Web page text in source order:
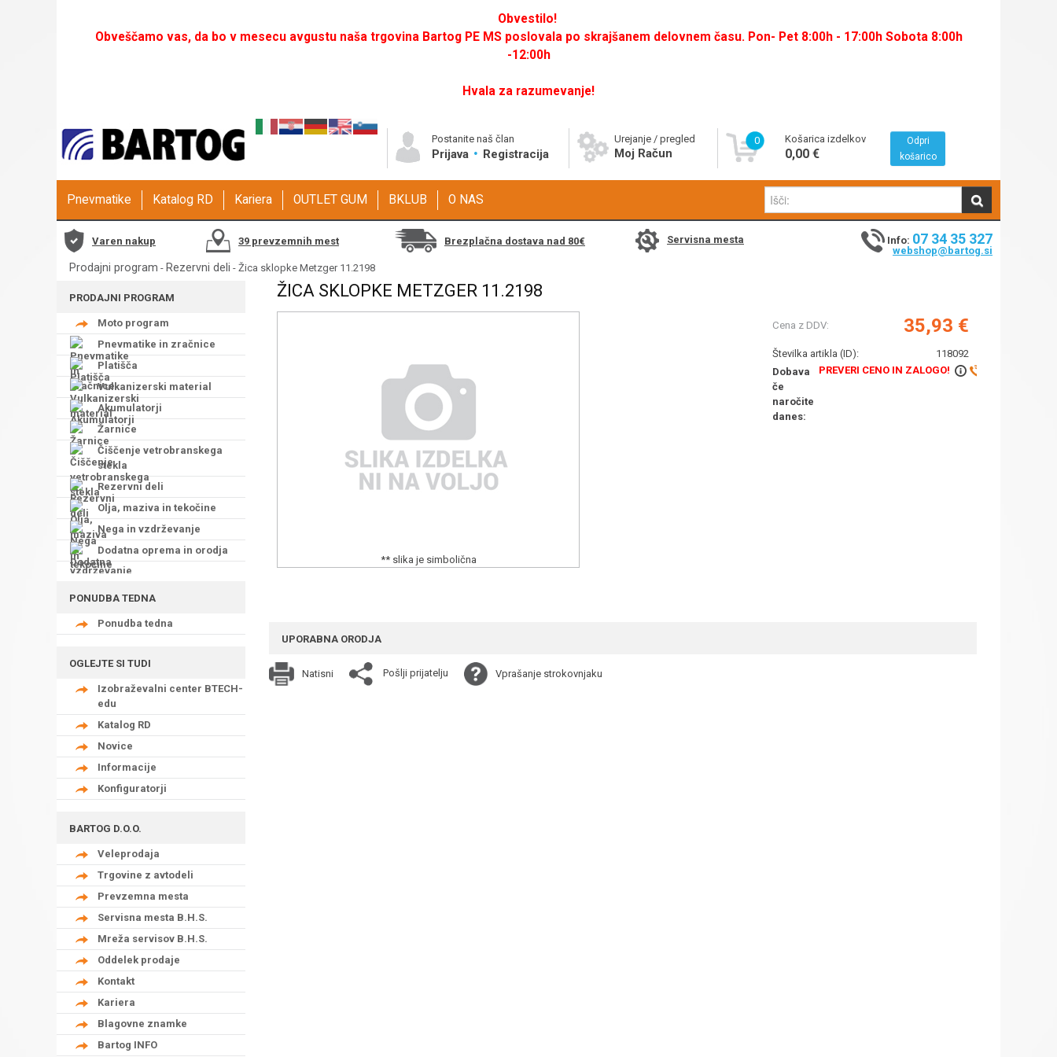
Obvestilo!
Obveščamo vas, da bo v mesecu avgustu naša trgovina Bartog PE MS poslovala po skrajšanem delovnem času. Pon- Pet 8:00h - 17:00h Sobota 8:00h
-12:00h
Hvala za razumevanje!
Postanite naš član
Prijava Registracija
Urejanje / pregled
Moj Račun
0 Košarica izdelkov
0,00 €
Odpri
košarico
Pnevmatike Katalog RD Kariera OUTLET GUM BKLUB O NAS
Varen nakup 39 prevzemnih mest Brezplačna dostava nad 80€ Servisna mesta Info: 07 34 35 327
webshop@bartog.si
Prodajni program - Rezervni deli - Žica sklopke Metzger 11.2198
PRODAJNI PROGRAM
Moto program
Pnevmatike in zračnice
Platišča
Vulkanizerski material
Akumulatorji
Žarnice
Čiščenje vetrobranskega
stekla
Rezervni deli
Olja, maziva in tekočine
Nega in vzdrževanje
Dodatna oprema in orodja
PONUDBA TEDNA
Ponudba tedna
OGLEJTE SI TUDI
Izobraževalni center BTECH-
edu
Katalog RD
Novice
Informacije
Konfiguratorji
BARTOG D.O.O.
Veleprodaja
Trgovine z avtodeli
Prevzemna mesta
Servisna mesta B.H.S.
Mreža servisov B.H.S.
Oddelek prodaje
Kontakt
Kariera
Blagovne znamke
Bartog INFO
ŽICA SKLOPKE METZGER 11.2198
** slika je simbolična
Cena z DDV: 35,93 €
Številka artikla (ID):
118092
Dobava
če
naročite
danes:
PREVERI CENO IN ZALOGO!
UPORABNA ORODJA
Natisni Pošlji prijatelju Vprašanje strokovnjaku